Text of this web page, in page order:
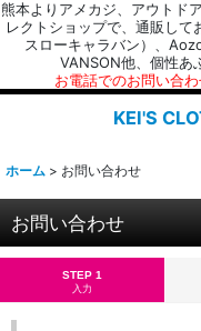
熊本よりアメカジ、アウトド
レクトショップで、通販し
スローキャラバン）、
VANSON他、個性あ
お電話でのお問い合
KEI'S
ホーム > お問い合わせ
お問い合わせ
STEP 1
入力